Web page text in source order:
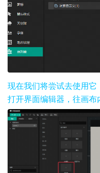
现在我们将尝试去使用它
打开界面编辑器，往画